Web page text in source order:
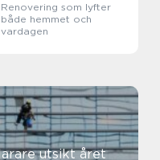
Renovering som lyfter
både hemmet och
vardagen